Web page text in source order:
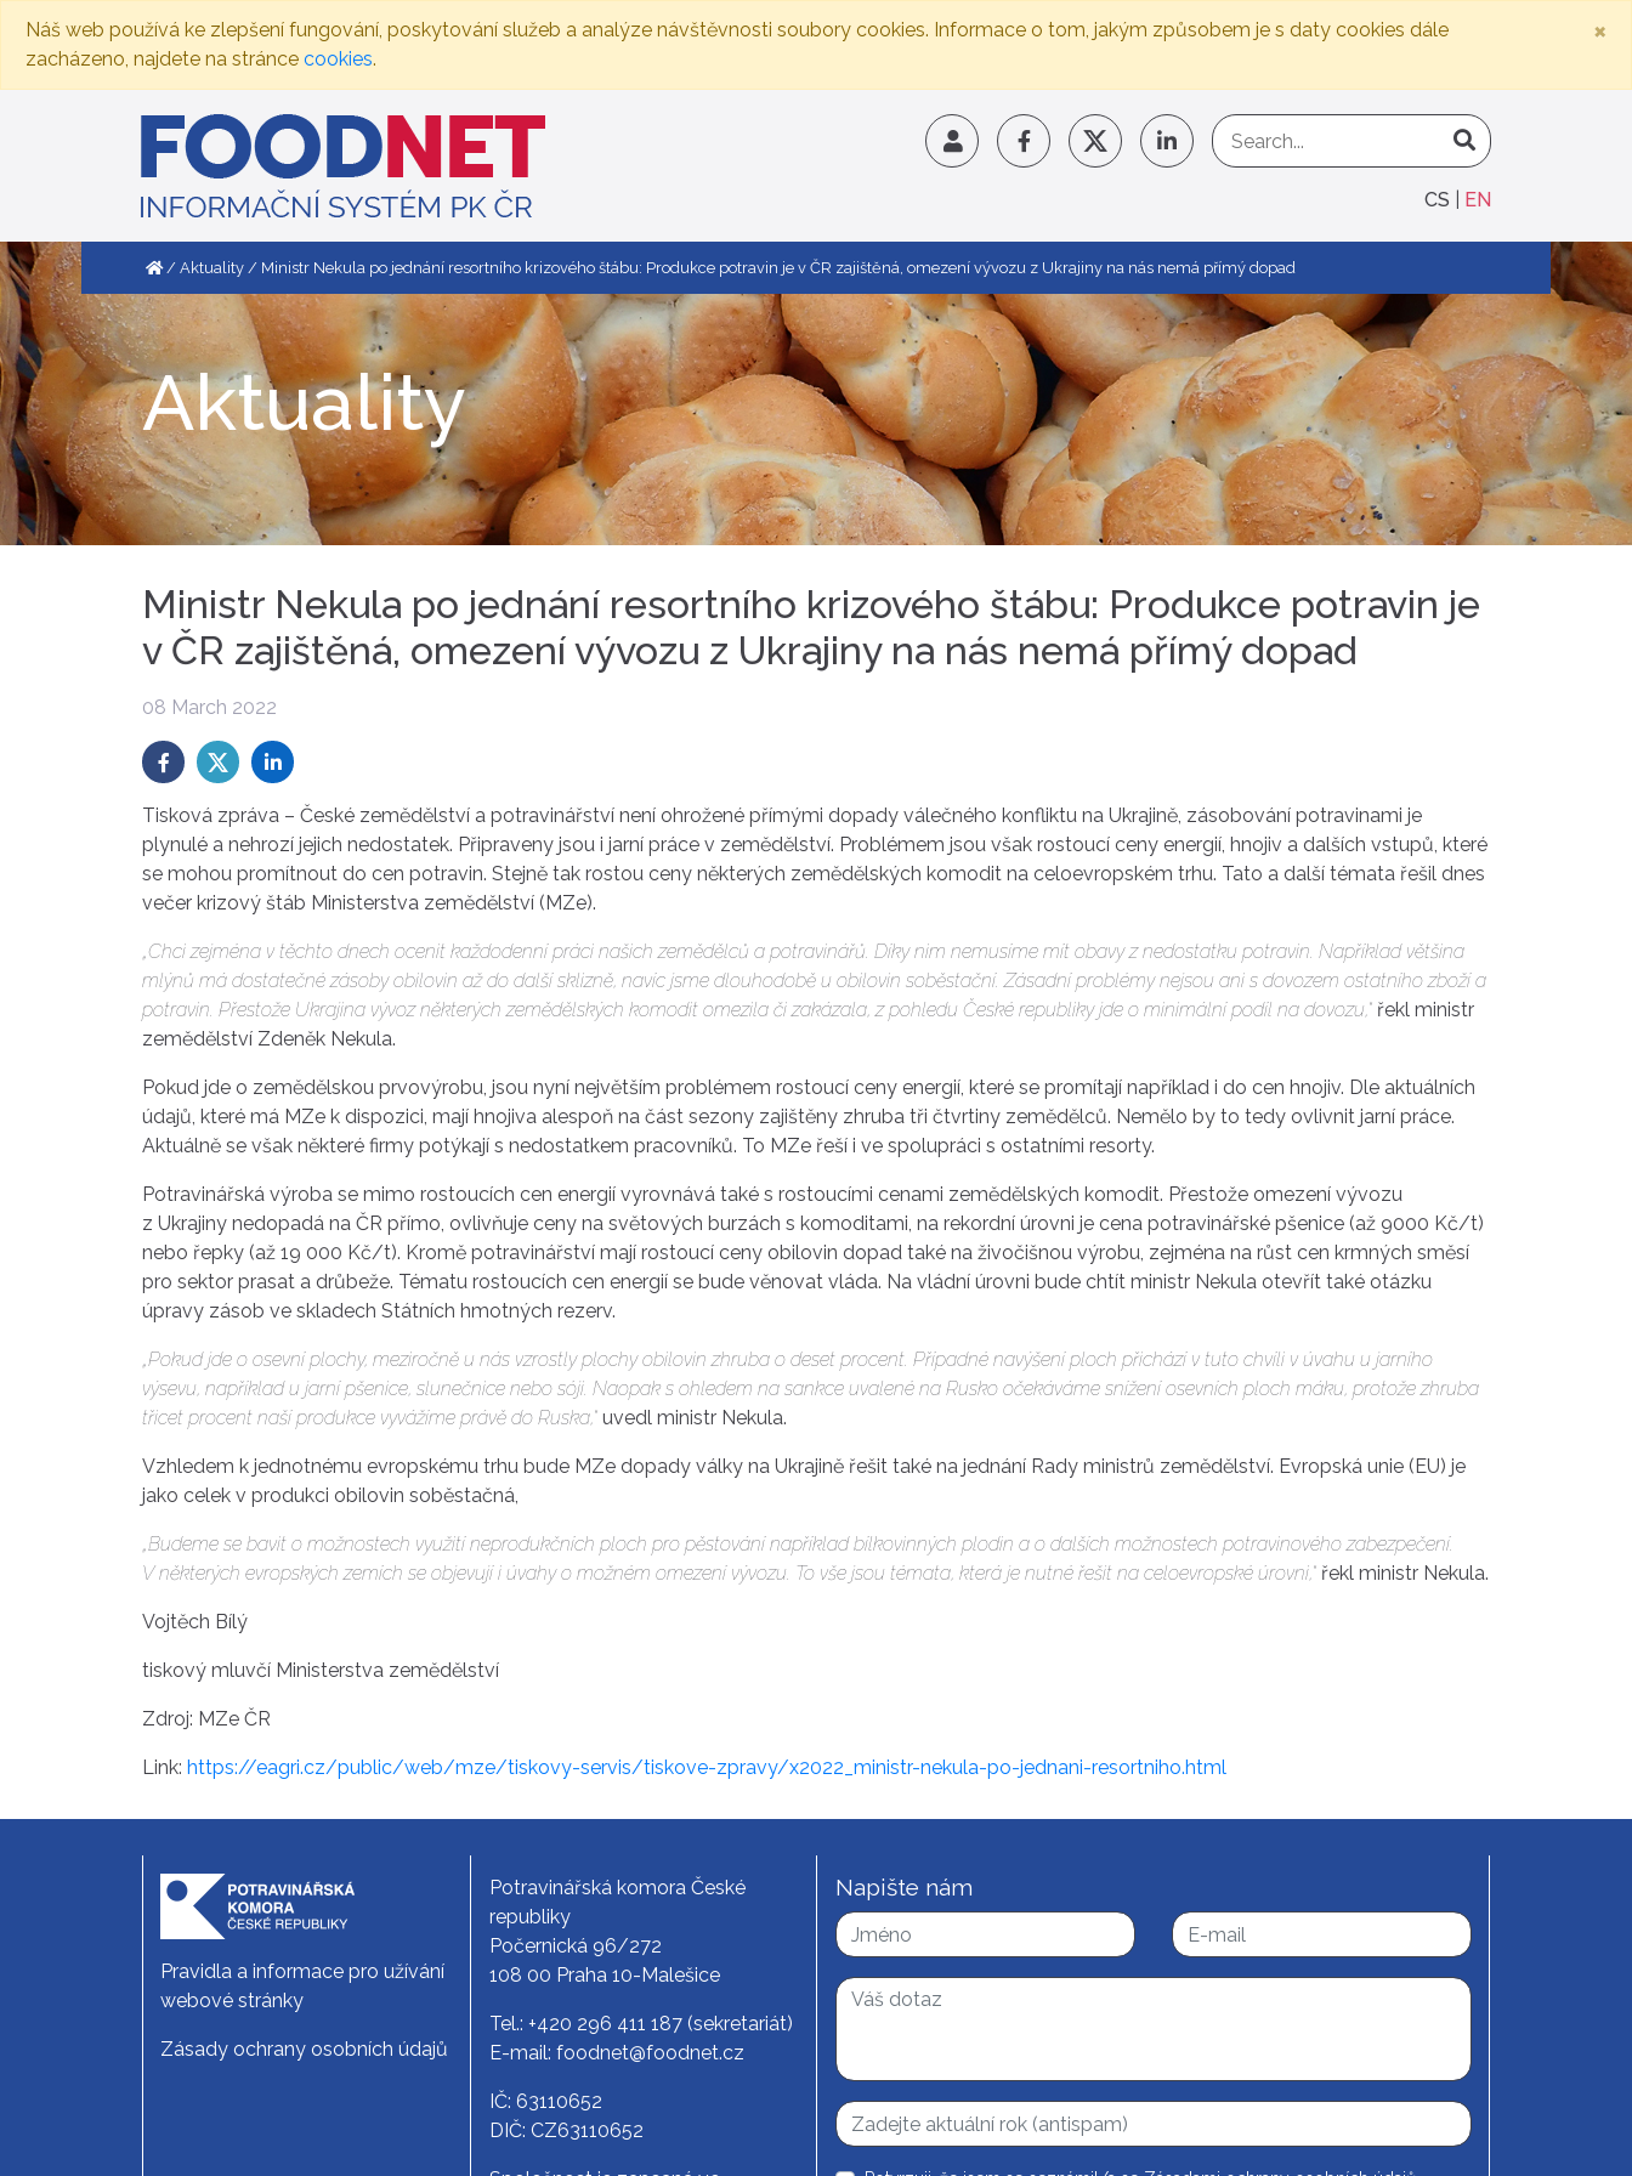
Náš web používá ke zlepšení fungování, poskytování služeb a analýze návštěvnosti soubory cookies. Informace o tom, jakým způsobem je s daty cookies dále
zacházeno, najdete na stránce cookies.
×
CS EN
Aktuality Ministr Nekula po jednání resortního krizového štábu: Produkce potravin je v ČR zajištěná, omezení vývozu z Ukrajiny na nás nemá přímý dopad
Aktuality
Ministr Nekula po jednání resortního krizového štábu: Produkce potravin je
v ČR zajištěná, omezení vývozu z Ukrajiny na nás nemá přímý dopad
08 March 2022
Tisková zpráva – České zemědělství a potravinářství není ohrožené přímými dopady válečného konfliktu na Ukrajině, zásobování potravinami je
plynulé a nehrozí jejich nedostatek. Připraveny jsou i jarní práce v zemědělství. Problémem jsou však rostoucí ceny energií, hnojiv a dalších vstupů, které
se mohou promítnout do cen potravin. Stejně tak rostou ceny některých zemědělských komodit na celoevropském trhu. Tato a další témata řešil dnes
večer krizový štáb Ministerstva zemědělství (MZe).
„Chci zejména v těchto dnech ocenit každodenní práci našich zemědělců a potravinářů. Díky nim nemusíme mít obavy z nedostatku potravin. Například většina
mlýnů má dostatečné zásoby obilovin až do další sklizně, navíc jsme dlouhodobě u obilovin soběstační. Zásadní problémy nejsou ani s dovozem ostatního zboží a
potravin. Přestože Ukrajina vývoz některých zemědělských komodit omezila či zakázala, z pohledu České republiky jde o minimální podíl na dovozu,“ řekl ministr
zemědělství Zdeněk Nekula.
Pokud jde o zemědělskou prvovýrobu, jsou nyní největším problémem rostoucí ceny energií, které se promítají například i do cen hnojiv. Dle aktuálních
údajů, které má MZe k dispozici, mají hnojiva alespoň na část sezony zajištěny zhruba tři čtvrtiny zemědělců. Nemělo by to tedy ovlivnit jarní práce.
Aktuálně se však některé firmy potýkají s nedostatkem pracovníků. To MZe řeší i ve spolupráci s ostatními resorty.
Potravinářská výroba se mimo rostoucích cen energií vyrovnává také s rostoucími cenami zemědělských komodit. Přestože omezení vývozu
z Ukrajiny nedopadá na ČR přímo, ovlivňuje ceny na světových burzách s komoditami, na rekordní úrovni je cena potravinářské pšenice (až 9000 Kč/t)
nebo řepky (až 19 000 Kč/t). Kromě potravinářství mají rostoucí ceny obilovin dopad také na živočišnou výrobu, zejména na růst cen krmných směsí
pro sektor prasat a drůbeže. Tématu rostoucích cen energií se bude věnovat vláda. Na vládní úrovni bude chtít ministr Nekula otevřít také otázku
úpravy zásob ve skladech Státních hmotných rezerv.
„Pokud jde o osevní plochy, meziročně u nás vzrostly plochy obilovin zhruba o deset procent. Případné navýšení ploch přichází v tuto chvíli v úvahu u jarního
výsevu, například u jarní pšenice, slunečnice nebo sóji. Naopak s ohledem na sankce uvalené na Rusko očekáváme snížení osevních ploch máku, protože zhruba
třicet procent naší produkce vyvážíme právě do Ruska,“ uvedl ministr Nekula.
Vzhledem k jednotnému evropskému trhu bude MZe dopady války na Ukrajině řešit také na jednání Rady ministrů zemědělství. Evropská unie (EU) je
jako celek v produkci obilovin soběstačná,
„Budeme se bavit o možnostech využití neprodukčních ploch pro pěstování například bílkovinných plodin a o dalších možnostech potravinového zabezpečení.
V některých evropských zemích se objevují i úvahy o možném omezení vývozu. To vše jsou témata, která je nutné řešit na celoevropské úrovni,“ řekl ministr Nekula.
Vojtěch Bílý
tiskový mluvčí Ministerstva zemědělství
Zdroj: MZe ČR
Link: https://eagri.cz/public/web/mze/tiskovy-servis/tiskove-zpravy/x2022_ministr-nekula-po-jednani-resortniho.html
Pravidla a informace pro užívání
webové stránky
Zásady ochrany osobních údajů
Potravinářská komora České
republiky
Počernická 96/272
108 00 Praha 10-Malešice
Tel.: +420 296 411 187 (sekretariát)
E-mail: foodnet@foodnet.cz
IČ: 63110652
DIČ: CZ63110652
Napište nám